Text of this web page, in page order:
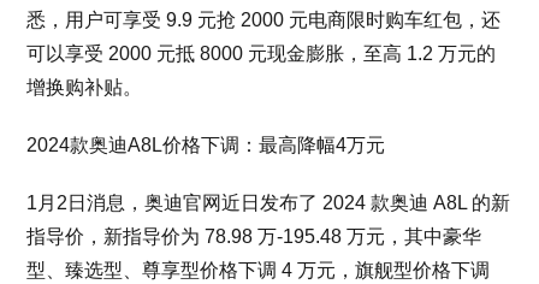
悉，用户可享受 9.9 元抢 2000 元电商限时购车红包，还
可以享受 2000 元抵 8000 元现金膨胀，至高 1.2 万元的
增换购补贴。
2024款奥迪A8L价格下调：最高降幅4万元
1月2日消息，奥迪官网近日发布了 2024 款奥迪 A8L 的新
指导价，新指导价为 78.98 万-195.48 万元，其中豪华
型、臻选型、尊享型价格下调 4 万元，旗舰型价格下调